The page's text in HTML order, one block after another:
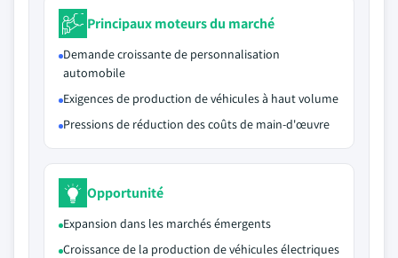
Principaux moteurs du marché
Demande croissante de personnalisation
automobile
Exigences de production de véhicules à haut volume
Pressions de réduction des coûts de main-d'œuvre
Opportunité
Expansion dans les marchés émergents
Croissance de la production de véhicules électriques